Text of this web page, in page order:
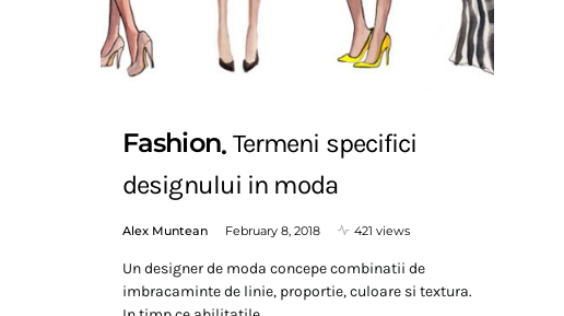
Fashion Termeni specifici
designului in moda
Alex Muntean February 8, 2018 421 views
Un designer de moda concepe combinatii de
imbracaminte de linie, proportie, culoare si textura.